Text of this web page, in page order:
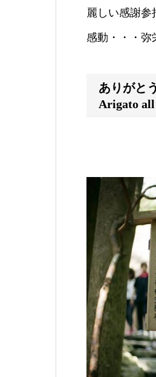
麗しい感謝参
感動・・・弥
ありがと
Arigato